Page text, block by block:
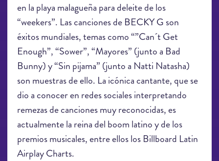
en la playa malagueña para deleite de los
“weekers”. Las canciones de BECKY G son
éxitos mundiales, temas como “”Can´t Get
Enough”, “Sower”, “Mayores” (junto a Bad
Bunny) y “Sin pijama” (junto a Natti Natasha)
son muestras de ello. La icónica cantante, que se
dio a conocer en redes sociales interpretando
remezas de canciones muy reconocidas, es
actualmente la reina del boom latino y de los
premios musicales, entre ellos los Billboard Latin
Airplay Charts.